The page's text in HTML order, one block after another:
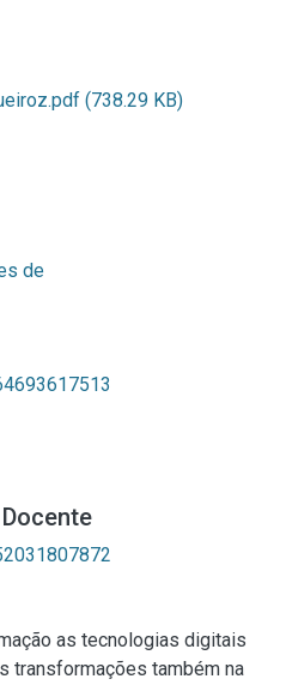
(738.29 KB)
de
as tecnologias digitais
transformações também na